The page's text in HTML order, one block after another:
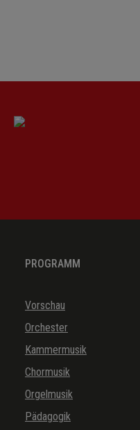
PROGRAMM
Vorschau
Orchester
Kammermusik
Chormusik
Orgelmusik
Pädagogik